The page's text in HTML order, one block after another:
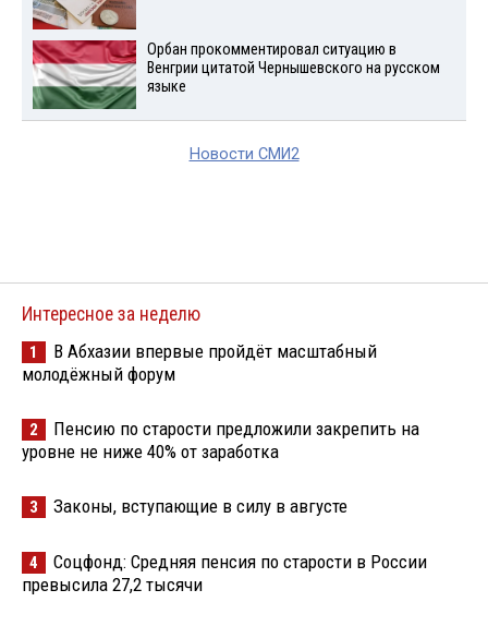
Орбан прокомментировал ситуацию в
Венгрии цитатой Чернышевского на русском
языке
Новости СМИ2
Интересное за неделю
1
В Абхазии впервые пройдёт масштабный
молодёжный форум
2
Пенсию по старости предложили закрепить на
уровне не ниже 40% от заработка
3 Законы, вступающие в силу в августе
4
Соцфонд: Средняя пенсия по старости в России
превысила 27,2 тысячи